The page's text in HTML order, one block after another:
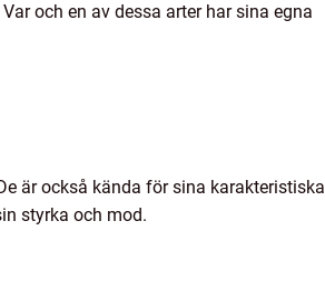
och en av dessa arter har sina egna
är också kända för sina karakteristiska
styrka och mod.